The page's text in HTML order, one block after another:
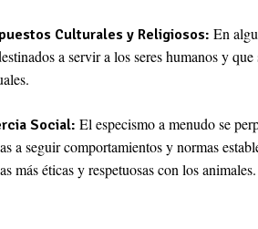
Culturales y Religiosos: En
a servir a los seres humanos y
Social: El especismo a menudo se
a seguir comportamientos y normas
más éticas y respetuosas con los animales.